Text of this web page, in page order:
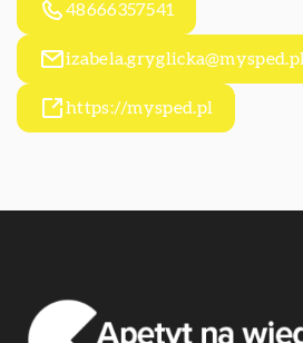
48666357541
izabela.gryglicka@mysped.pl
https://mysped.pl